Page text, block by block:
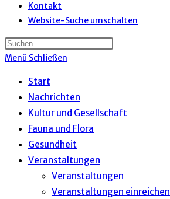
Kontakt
Website-Suche umschalten
Menü Schließen
Start
Nachrichten
Kultur und Gesellschaft
Fauna und Flora
Gesundheit
Veranstaltungen
Veranstaltungen
Veranstaltungen einreichen